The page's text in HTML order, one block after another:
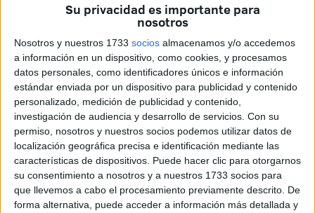
Su privacidad es importante para
nosotros
Nosotros y nuestros 1733 socios almacenamos y/o accedemos
a información en un dispositivo, como cookies, y procesamos
datos personales, como identificadores únicos e información
estándar enviada por un dispositivo para publicidad y contenido
personalizado, medición de publicidad y contenido,
investigación de audiencia y desarrollo de servicios. Con su
permiso, nosotros y nuestros socios podemos utilizar datos de
localización geográfica precisa e identificación mediante las
características de dispositivos. Puede hacer clic para otorgarnos
su consentimiento a nosotros y a nuestros 1733 socios para
que llevemos a cabo el procesamiento previamente descrito. De
forma alternativa, puede acceder a información más detallada y
Tan solo cinco nuevos casos decoronavirus
en las últimas 24 horas. Esa es la buena cifra que este
jueves han dado a conocer tanto la Consejería de Sanidad
como elIngesa, corroborando así la buena evolución de la
pandemia en Ceuta. A su vez ha habido 19 curados, por lo
que los casos activos han bajado a los 156.
De esos cinco nuevos casos, tres corresponden a hombres
y dos a mujeres. Por tramos de edad, hay un positivo entre
los menores de 15 años, otro de entre 30 a 39, otro de 50 a
59 y dos de 70 y más años. El porcentaje de casos